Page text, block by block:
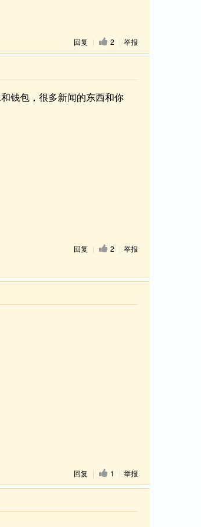
回复 | 2 | 举报
钱包，很多新闻的东西和你
回复 | 2 | 举报
回复 | 1 | 举报